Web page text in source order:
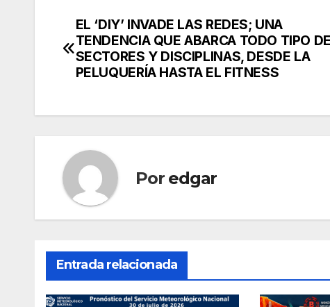
Navegación
de
EL ‘DIY’ INVADE LAS REDES; UNA
TENDENCIA QUE ABARCA TODO TIPO DE
SECTORES Y DISCIPLINAS, DESDE LA
PELUQUERÍA HASTA EL FITNESS
Por edgar
Entrada relacionada